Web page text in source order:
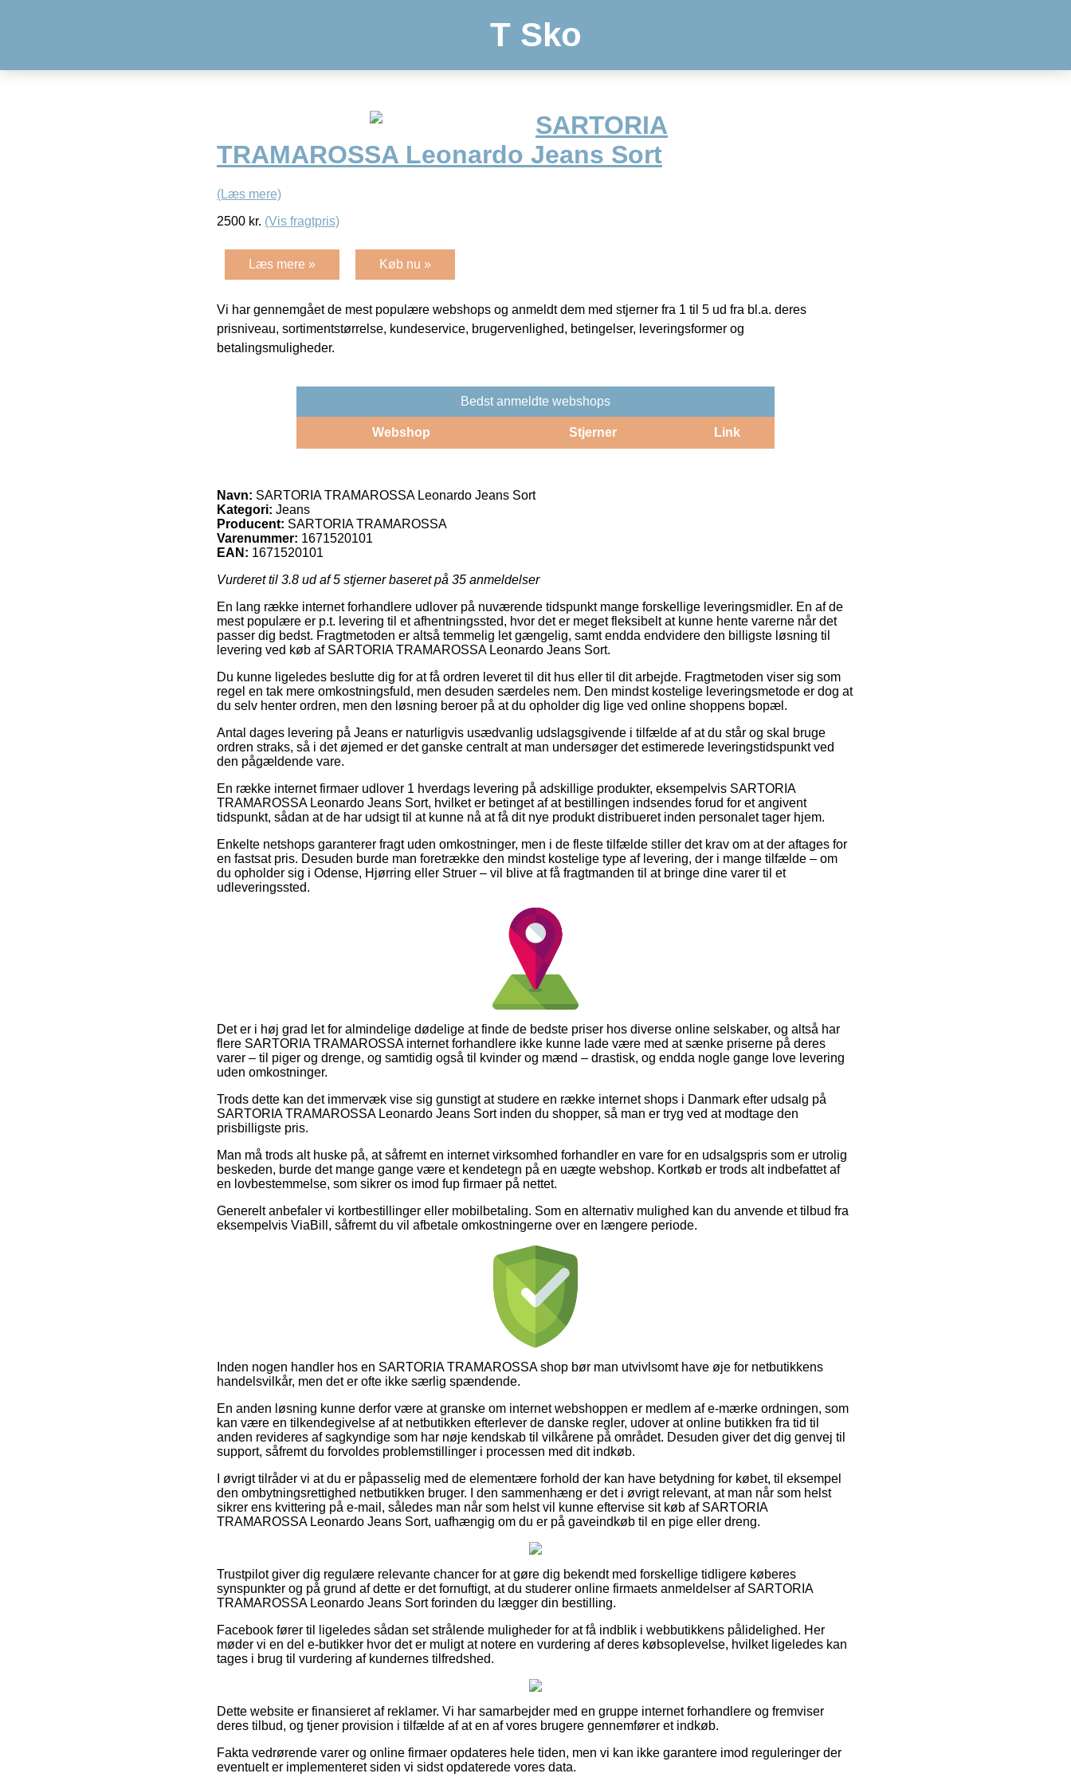
T Sko
SARTORIA
TRAMAROSSA Leonardo Jeans Sort
(Læs mere)
2500 kr. (Vis fragtpris)
Læs mere » Køb nu »
Vi har gennemgået de mest populære webshops og anmeldt dem med stjerner fra 1 til 5 ud fra bl.a. deres
prisniveau, sortimentstørrelse, kundeservice, brugervenlighed, betingelser, leveringsformer og
betalingsmuligheder.
Bedst anmeldte webshops
Webshop Stjerner Link
Navn: SARTORIA TRAMAROSSA Leonardo Jeans Sort
Kategori: Jeans
Producent: SARTORIA TRAMAROSSA
Varenummer: 1671520101
EAN: 1671520101
Vurderet til 3.8 ud af 5 stjerner baseret på 35 anmeldelser
En lang række internet forhandlere udlover på nuværende tidspunkt mange forskellige leveringsmidler. En af de
mest populære er p.t. levering til et afhentningssted, hvor det er meget fleksibelt at kunne hente varerne når det
passer dig bedst. Fragtmetoden er altså temmelig let gængelig, samt endda endvidere den billigste løsning til
levering ved køb af SARTORIA TRAMAROSSA Leonardo Jeans Sort.
Du kunne ligeledes beslutte dig for at få ordren leveret til dit hus eller til dit arbejde. Fragtmetoden viser sig som
regel en tak mere omkostningsfuld, men desuden særdeles nem. Den mindst kostelige leveringsmetode er dog at
du selv henter ordren, men den løsning beroer på at du opholder dig lige ved online shoppens bopæl.
Antal dages levering på Jeans er naturligvis usædvanlig udslagsgivende i tilfælde af at du står og skal bruge
ordren straks, så i det øjemed er det ganske centralt at man undersøger det estimerede leveringstidspunkt ved
den pågældende vare.
En række internet firmaer udlover 1 hverdags levering på adskillige produkter, eksempelvis SARTORIA
TRAMAROSSA Leonardo Jeans Sort, hvilket er betinget af at bestillingen indsendes forud for et angivent
tidspunkt, sådan at de har udsigt til at kunne nå at få dit nye produkt distribueret inden personalet tager hjem.
Enkelte netshops garanterer fragt uden omkostninger, men i de fleste tilfælde stiller det krav om at der aftages for
en fastsat pris. Desuden burde man foretrække den mindst kostelige type af levering, der i mange tilfælde – om
du opholder sig i Odense, Hjørring eller Struer – vil blive at få fragtmanden til at bringe dine varer til et
udleveringssted.
Det er i høj grad let for almindelige dødelige at finde de bedste priser hos diverse online selskaber, og altså har
flere SARTORIA TRAMAROSSA internet forhandlere ikke kunne lade være med at sænke priserne på deres
varer – til piger og drenge, og samtidig også til kvinder og mænd – drastisk, og endda nogle gange love levering
uden omkostninger.
Trods dette kan det immervæk vise sig gunstigt at studere en række internet shops i Danmark efter udsalg på
SARTORIA TRAMAROSSA Leonardo Jeans Sort inden du shopper, så man er tryg ved at modtage den
prisbilligste pris.
Man må trods alt huske på, at såfremt en internet virksomhed forhandler en vare for en udsalgspris som er utrolig
beskeden, burde det mange gange være et kendetegn på en uægte webshop. Kortkøb er trods alt indbefattet af
en lovbestemmelse, som sikrer os imod fup firmaer på nettet.
Generelt anbefaler vi kortbestillinger eller mobilbetaling. Som en alternativ mulighed kan du anvende et tilbud fra
eksempelvis ViaBill, såfremt du vil afbetale omkostningerne over en længere periode.
Inden nogen handler hos en SARTORIA TRAMAROSSA shop bør man utvivlsomt have øje for netbutikkens
handelsvilkår, men det er ofte ikke særlig spændende.
En anden løsning kunne derfor være at granske om internet webshoppen er medlem af e-mærke ordningen, som
kan være en tilkendegivelse af at netbutikken efterlever de danske regler, udover at online butikken fra tid til
anden revideres af sagkyndige som har nøje kendskab til vilkårene på området. Desuden giver det dig genvej til
support, såfremt du forvoldes problemstillinger i processen med dit indkøb.
I øvrigt tilråder vi at du er påpasselig med de elementære forhold der kan have betydning for købet, til eksempel
den ombytningsrettighed netbutikken bruger. I den sammenhæng er det i øvrigt relevant, at man når som helst
sikrer ens kvittering på e-mail, således man når som helst vil kunne eftervise sit køb af SARTORIA
TRAMAROSSA Leonardo Jeans Sort, uafhængig om du er på gaveindkøb til en pige eller dreng.
Trustpilot giver dig regulære relevante chancer for at gøre dig bekendt med forskellige tidligere køberes
synspunkter og på grund af dette er det fornuftigt, at du studerer online firmaets anmeldelser af SARTORIA
TRAMAROSSA Leonardo Jeans Sort forinden du lægger din bestilling.
Facebook fører til ligeledes sådan set strålende muligheder for at få indblik i webbutikkens pålidelighed. Her
møder vi en del e-butikker hvor det er muligt at notere en vurdering af deres købsoplevelse, hvilket ligeledes kan
tages i brug til vurdering af kundernes tilfredshed.
Dette website er finansieret af reklamer. Vi har samarbejder med en gruppe internet forhandlere og fremviser
deres tilbud, og tjener provision i tilfælde af at en af vores brugere gennemfører et indkøb.
Fakta vedrørende varer og online firmaer opdateres hele tiden, men vi kan ikke garantere imod reguleringer der
eventuelt er implementeret siden vi sidst opdaterede vores data.